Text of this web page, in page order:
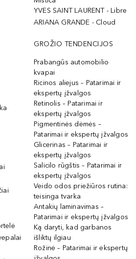
YVES SAINT LAURENT - Libre
ARIANA GRANDE - Cloud
GROŽIO TENDENCIJOS
Prabangūs automobilio
kvapai
Ricinos aliejus – Patarimai ir
ekspertų įžvalgos
Retinolis – Patarimai ir
ekspertų įžvalgos
Pigmentinės dėmės –
Patarimai ir ekspertų įžvalgos
Glicerinas – Patarimai ir
ekspertų įžvalgos
Salicilo rūgštis – Patarimai ir
ekspertų įžvalgos
Veido odos priežiūros rutina:
teisinga tvarka
Antakių laminavimas –
Patarimai ir ekspertų įžvalgos
Ką daryti, kad garbanos
išliktų ilgiau
Rožinė – Patarimai ir ekspertų